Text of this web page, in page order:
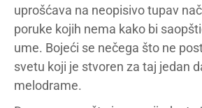
uprošćava na neopisivo tupav
poruke kojih nema kako bi
ume. Bojeći se nečega što ne
svetu koji je stvoren za taj jedan
melodrame.